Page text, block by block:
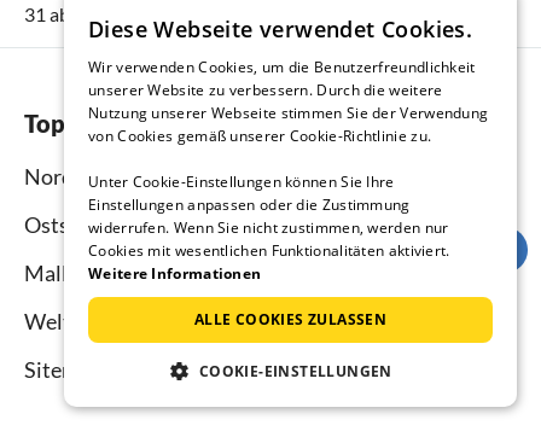
31 abgegebenen Bewertungen.
Top-Regionen
Nordsee
Ostsee
Mallorca
Weltweit
Sitemap
Diese Webseite verwendet Cookies.
Wir verwenden Cookies, um die Benutzerfreundlichkeit
unserer Website zu verbessern. Durch die weitere
Nutzung unserer Webseite stimmen Sie der Verwendung
von Cookies gemäß unserer Cookie-Richtlinie zu.
Unter Cookie-Einstellungen können Sie Ihre
Einstellungen anpassen oder die Zustimmung
widerrufen. Wenn Sie nicht zustimmen, werden nur
Cookies mit wesentlichen Funktionalitäten aktiviert.
Weitere Informationen
ALLE COOKIES ZULASSEN
COOKIE-EINSTELLUNGEN